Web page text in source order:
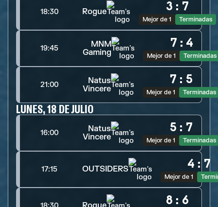
18:30 Rogue 3 : 7
Mejor de 1 Terminadas
19:45
MNM
Gaming
7 : 4
Mejor de 1 Terminadas
21:00
Natus
Vincere
7 : 5
Mejor de 1 Terminadas
LUNES, 18 DE JULIO
16:00
Natus
Vincere
5 : 7
Mejor de 1 Terminadas
17:15 OUTSIDERS 4 : 7
Mejor de 1
8 : 6